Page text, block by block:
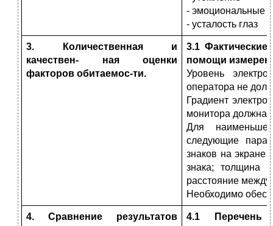
- эмоциональные
- усталость глаз
3. Количественная и
качествен- ная оценки
факторов обитаемос-ти.
3.1
помощи
Уровень
оператора не
Градиент
монитора должна
Для
следующие
знаков на
знака; толщина
расстояние
Необходимо
4. Сравнение результатов
4.1